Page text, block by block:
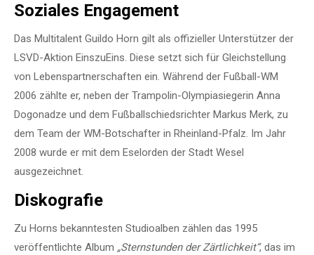
Soziales Engagement
Das Multitalent Guildo Horn gilt als offizieller Unterstützer der
LSVD-Aktion EinszuEins. Diese setzt sich für Gleichstellung
von Lebenspartnerschaften ein. Während der Fußball-WM
2006 zählte er, neben der Trampolin-Olympiasiegerin Anna
Dogonadze und dem Fußballschiedsrichter Markus Merk, zu
dem Team der WM-Botschafter in Rheinland-Pfalz. Im Jahr
2008 wurde er mit dem Eselorden der Stadt Wesel
ausgezeichnet.
Diskografie
Zu Horns bekanntesten Studioalben zählen das 1995
veröffentlichte Album „Sternstunden der Zärtlichkeit“, das im